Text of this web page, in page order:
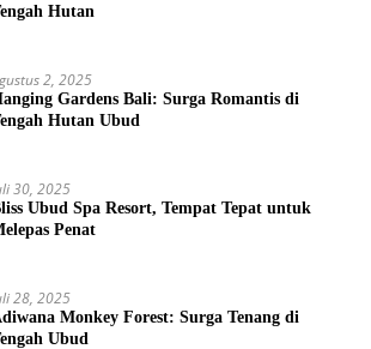
Hutan
2, 2025
Gardens Bali: Surga Romantis di
Hutan Ubud
30, 2025
Ubud Spa Resort, Tempat Tepat untuk
Penat
28, 2025
Monkey Forest: Surga Tenang di
Ubud